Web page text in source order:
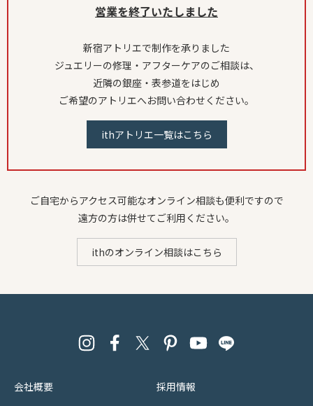
営業を終了いたしました
新宿アトリエで制作を承りました
ジュエリーの修理・アフターケアのご相談は、
近隣の銀座・表参道をはじめ
ご希望のアトリエへお問い合わせください。
ithアトリエ一覧はこちら
ご自宅からアクセス可能なオンライン相談も便利ですので
遠方の方は併せてご利用ください。
ithのオンライン相談はこちら
会社概要 採用情報